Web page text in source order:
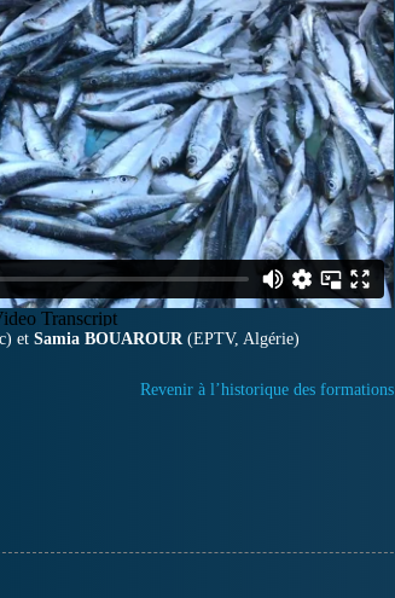
et Samia BOUAROUR(EPTV, Algérie)
Revenir à l’historique des formations